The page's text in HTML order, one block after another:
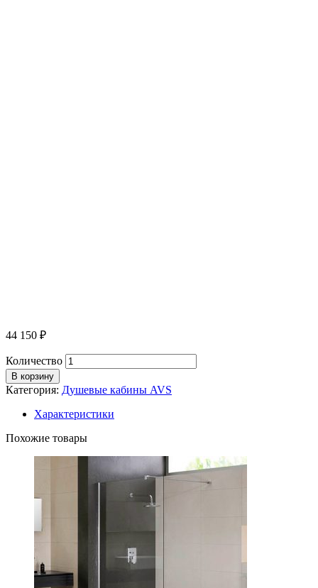
44 150 ₽
Количество
В корзину
Категория: Душевые кабины AVS
Характеристики
Похожие товары